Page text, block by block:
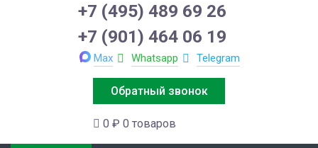
+7 (495) 489 69 26
+7 (901) 464 06 19
Max Whatsapp Telegram
Обратный звонок
0 ₽ 0 товаров